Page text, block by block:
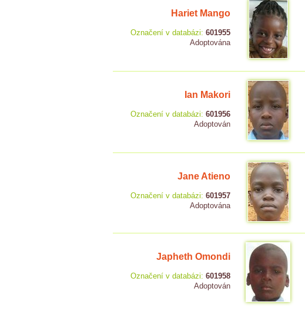
Hariet Mango
Označení v databázi: 601955
Adoptována
Ian Makori
Označení v databázi: 601956
Adoptován
Jane Atieno
Označení v databázi: 601957
Adoptována
Japheth Omondi
Označení v databázi: 601958
Adoptován